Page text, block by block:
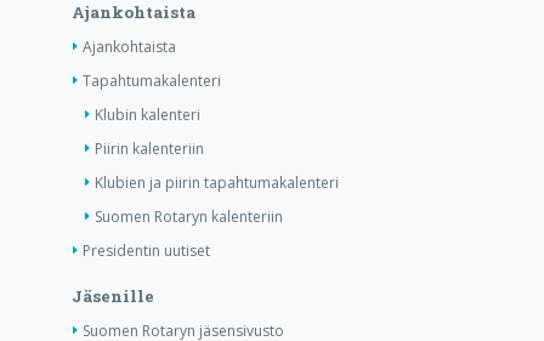
Ajankohtaista
Ajankohtaista
Tapahtumakalenteri
Klubin kalenteri
Piirin kalenteriin
Klubien ja piirin tapahtumakalenteri
Suomen Rotaryn kalenteriin
Presidentin uutiset
Jäsenille
Suomen Rotaryn jäsensivusto